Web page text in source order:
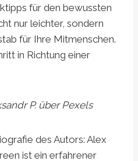
für den bewussten
nur leichter, sondern
für Ihre Mitmenschen.
in Richtung einer
P. über Pexels
des Autors: Alex
ist ein erfahrener